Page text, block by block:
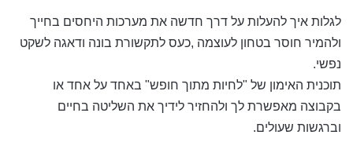
לגלות איך להעלות על דרך חדשה את מערכות היחסים בחייך
ולהמיר חוסר בטחון לעוצמה ,כעס לתקשורת בונה ודאגה לשקט
נפשי.
תוכנית האימון של "לחיות מתוך חופש" באחד על אחד או
בקבוצה מאפשרת לך ולהחזיר לידיך את השליטה בחיים
וברגשות שעולים.